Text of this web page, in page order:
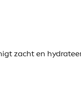
zacht en